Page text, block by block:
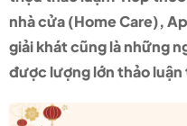
nhà cửa (Home Care),
giải khát cũng là những
được lượng lớn thảo